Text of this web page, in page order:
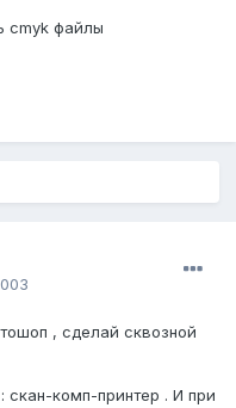
cmyk файлы
, сделай сквозной
скан-комп-принтер . И при